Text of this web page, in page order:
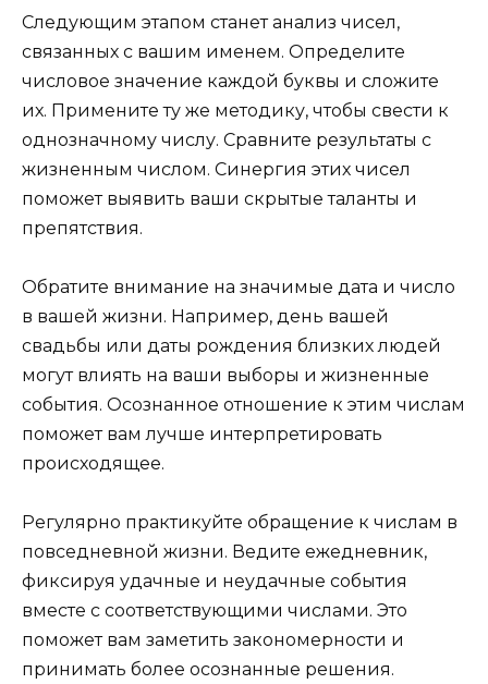
Следующим этапом станет анализ чисел,
связанных с вашим именем. Определите
числовое значение каждой буквы и сложите
их. Примените ту же методику, чтобы свести к
однозначному числу. Сравните результаты с
жизненным числом. Синергия этих чисел
поможет выявить ваши скрытые таланты и
препятствия.
Обратите внимание на значимые дата и число
в вашей жизни. Например, день вашей
свадьбы или даты рождения близких людей
могут влиять на ваши выборы и жизненные
события. Осознанное отношение к этим числам
поможет вам лучше интерпретировать
происходящее.
Регулярно практикуйте обращение к числам в
повседневной жизни. Ведите ежедневник,
фиксируя удачные и неудачные события
вместе с соответствующими числами. Это
поможет вам заметить закономерности и
принимать более осознанные решения.